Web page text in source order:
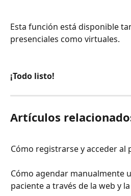
Esta función está disponible
presenciales como virtuales.
¡Todo listo!
Artículos
Cómo registrarse y acceder al
Cómo agendar manualmente
paciente a través de la web y